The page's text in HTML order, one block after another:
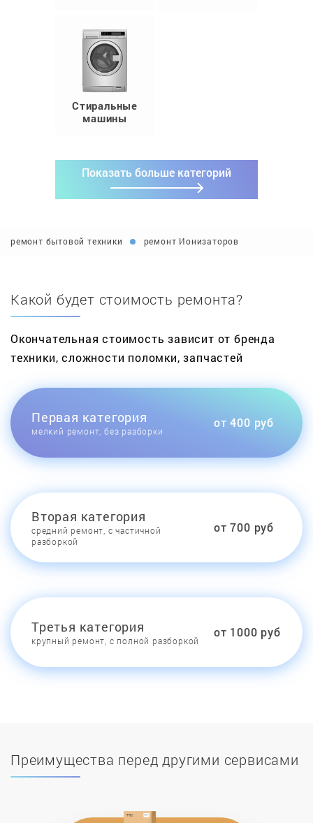
Стиральные
машины
Показать больше категорий
ремонт бытовой техники ремонт Ионизаторов
Какой будет стоимость ремонта?
Окончательная стоимость зависит от бренда
техники, сложности поломки, запчастей
Первая категория
мелкий ремонт, без разборки
от 400 руб
Вторая категория
средний ремонт, с частичной
разборкой
от 700 руб
Третья категория
крупный ремонт, с полной разборкой
от 1000 руб
Преимущества перед другими сервисами